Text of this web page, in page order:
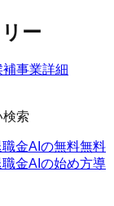
ー
補事業詳細
索
職金AIの無料無料
職金AIの始め方導